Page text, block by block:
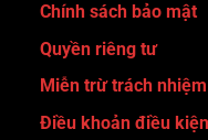
Chính sách bảo mật
Quyền riêng tư
Miễn trừ trách nhiệm
Điều khoản điều kiện